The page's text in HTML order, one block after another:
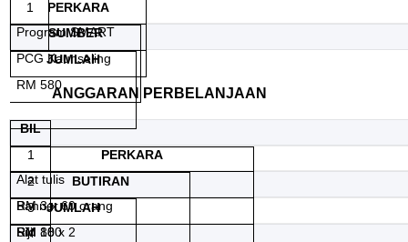
PERKARA
SUMBER
JUMLAH
1
Program SMART
PCG Kaunseling
RM 580
ANGGARAN PERBELANJAAN
BIL
PERKARA
BUTIRAN
JUMLAH
1
Alat tulis
RM 3 x 60 orang
RM 180
2
Banner
RM 80 x 2
3
Sijil
4